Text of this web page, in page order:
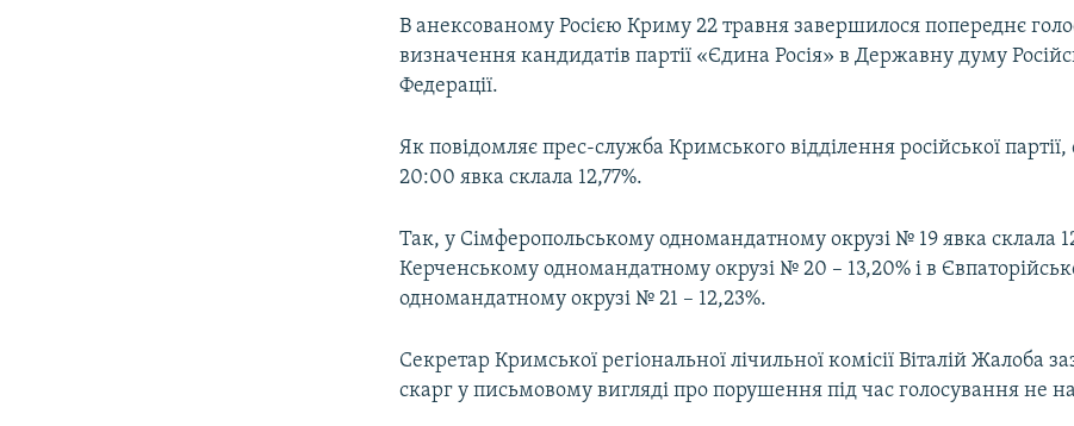
В анексованому Росією Криму 22 травня завершилося попереднє
визначення кандидатів партії «Єдина Росія» в Державну думу
Федерації.
Як повідомляє прес-служба Кримського відділення російської
20:00 явка склала 12,77%.
Так, у Сімферопольському одномандатному окрузі № 19 явка склала
Керченському одномандатному окрузі № 20 – 13,20% і в
одномандатному окрузі № 21 – 12,23%.
Секретар Кримської регіональної лічильної комісії Віталій Жалоба
скарг у письмовому вигляді про порушення під час голосування не